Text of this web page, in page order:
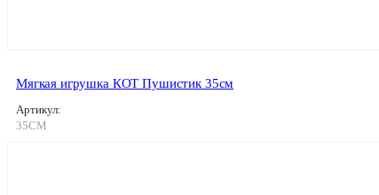
Мягкая игрушка КОТ Пушистик 35см
Артикул:
35СМ